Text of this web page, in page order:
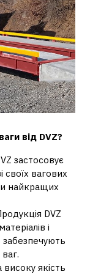
від DVZ?
застосовує
своїх вагових
найкращих
DVZ
і
якість